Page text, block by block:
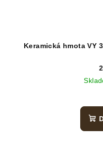
Keramická hmota VY